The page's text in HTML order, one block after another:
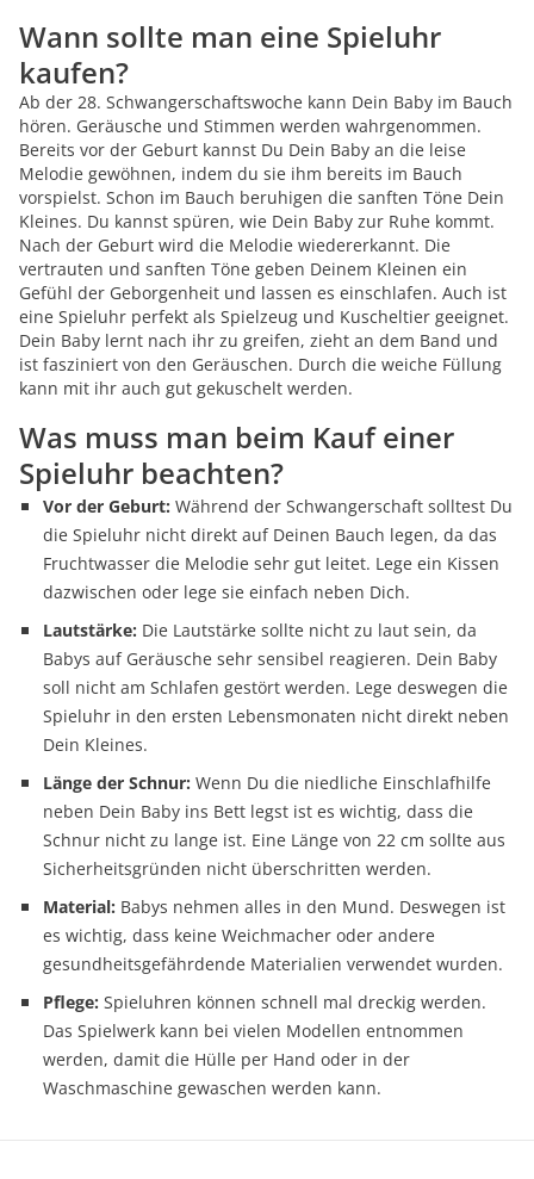
Wann sollte man eine Spieluhr
kaufen?
Ab der 28. Schwangerschaftswoche kann Dein Baby im Bauch
hören. Geräusche und Stimmen werden wahrgenommen.
Bereits vor der Geburt kannst Du Dein Baby an die leise
Melodie gewöhnen, indem du sie ihm bereits im Bauch
vorspielst. Schon im Bauch beruhigen die sanften Töne Dein
Kleines. Du kannst spüren, wie Dein Baby zur Ruhe kommt.
Nach der Geburt wird die Melodie wiedererkannt. Die
vertrauten und sanften Töne geben Deinem Kleinen ein
Gefühl der Geborgenheit und lassen es einschlafen. Auch ist
eine Spieluhr perfekt als Spielzeug und Kuscheltier geeignet.
Dein Baby lernt nach ihr zu greifen, zieht an dem Band und
ist fasziniert von den Geräuschen. Durch die weiche Füllung
kann mit ihr auch gut gekuschelt werden.
Was muss man beim Kauf einer
Spieluhr beachten?
Vor der Geburt: Während der Schwangerschaft solltest Du
die Spieluhr nicht direkt auf Deinen Bauch legen, da das
Fruchtwasser die Melodie sehr gut leitet. Lege ein Kissen
dazwischen oder lege sie einfach neben Dich.
Lautstärke: Die Lautstärke sollte nicht zu laut sein, da
Babys auf Geräusche sehr sensibel reagieren. Dein Baby
soll nicht am Schlafen gestört werden. Lege deswegen die
Spieluhr in den ersten Lebensmonaten nicht direkt neben
Dein Kleines.
Länge der Schnur: Wenn Du die niedliche Einschlafhilfe
neben Dein Baby ins Bett legst ist es wichtig, dass die
Schnur nicht zu lange ist. Eine Länge von 22 cm sollte aus
Sicherheitsgründen nicht überschritten werden.
Material: Babys nehmen alles in den Mund. Deswegen ist
es wichtig, dass keine Weichmacher oder andere
gesundheitsgefährdende Materialien verwendet wurden.
Pflege: Spieluhren können schnell mal dreckig werden.
Das Spielwerk kann bei vielen Modellen entnommen
werden, damit die Hülle per Hand oder in der
Waschmaschine gewaschen werden kann.